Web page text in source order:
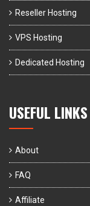
Reseller Hosting
VPS Hosting
Dedicated Hosting
USEFUL LINKS
About
FAQ
Affiliate